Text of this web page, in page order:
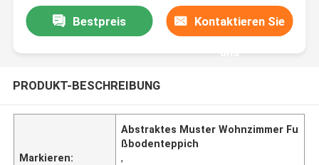
Bestpreis Kontaktieren Sie
uns
PRODUKT-BESCHREIBUNG
Markieren:
Abstraktes Muster Wohnzimmer Fu
ßbodenteppich
,